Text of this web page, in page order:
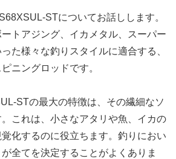
STについてお話しします。
トアジング、イカメタル、スーパー
た様々な釣りスタイルに適合する、
ニングロッドです。
STの最大の特徴は、その繊細なソ
これは、小さなアタリや魚、イカの
化するのに役立ちます。釣りにおい
全てを決定することがよくありま